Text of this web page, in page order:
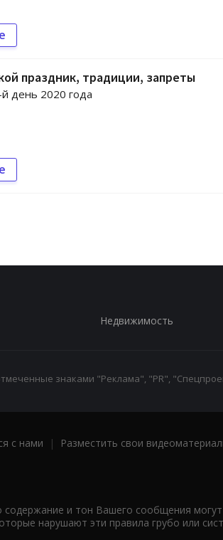
праздник, традиции, запреты
день 2020 года
Недвижимость
знаками "Реклама", "PR",
с нами | Разместить свои
и тон Вашего сообщения
нарушают эти правила грубо или